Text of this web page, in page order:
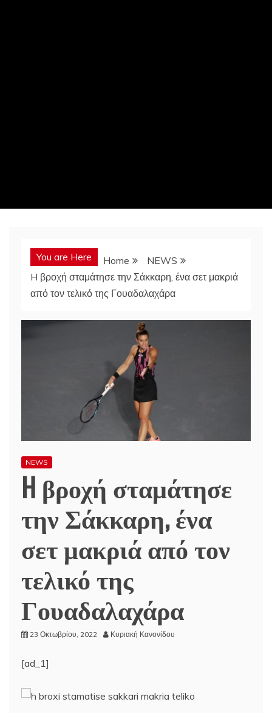
You are Here Home
NEWS
H βροχή σταμάτησε την Σάκκαρη, ένα σετ μακριά
από τον τελικό της Γουαδαλαχάρα
NEWS
H βροχή σταμάτησε
την Σάκκαρη, ένα
σετ μακριά από τον
τελικό της
Γουαδαλαχάρα
23 Οκτωβρίου, 2022 Κυριακή Κανονίδου
[ad_1]